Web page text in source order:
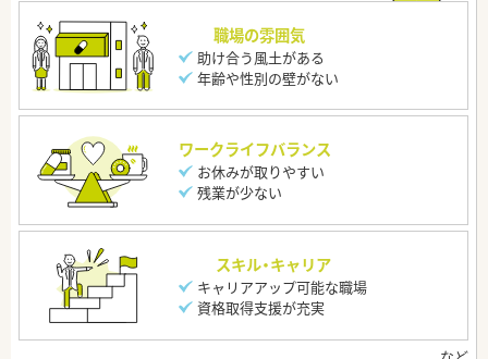
職場の雰囲気
助け合う風土がある
年齢や性別の壁がない
ワークライフバランス
お休みが取りやすい
残業が少ない
スキル・キャリア
キャリアアップ可能な職場
資格取得支援が充実